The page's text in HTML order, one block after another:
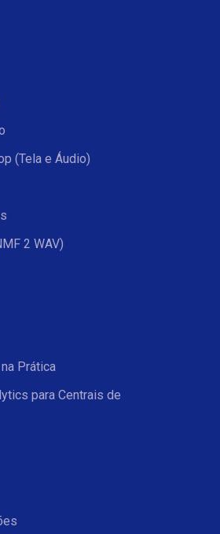
(Tela e Áudio)
2 WAV)
Prática
para Centrais de